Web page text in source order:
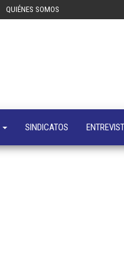
QUIÉNES SOMOS
negocios
SINDICATOS